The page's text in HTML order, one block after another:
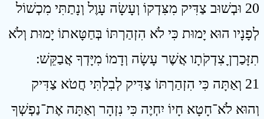
20 וּבְשׁוּב צַדִּיק מִצִּדְקוֹ וְעָשָׂה עָוֶל וְנָתַתִּי מִכְשׁוֹל
לְפָנָיו הוּא יָמוּת כִּי לֹא הִזְהַרְתּוֹ בְּחַטָּאתוֹ יָמוּת וְלֹא
תִזָּכַרְןָ צִדְקֹתָו אֲשֶׁר עָשָׂה וְדָמוֹ מִיָּדְךָ אֲבַקֵּשׁ ׃
21 וְאַתָּה כִּי הִזְהַרְתּוֹ צַדִּיק לְבִלְתִּי חֲטֹא צַדִּיק
וְהוּא לֹא־חָטָא חָיוֹ יִחְיֶה כִּי נִזְהָר וְאַתָּה אֶת־נַפְשְׁךָ